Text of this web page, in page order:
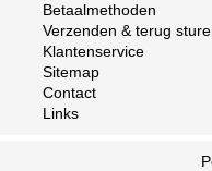
Betaalmethoden
Verzenden & terug
Klantenservice
Sitemap
Contact
Links